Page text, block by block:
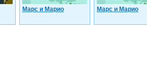
Марс и Марио Марс и Марио